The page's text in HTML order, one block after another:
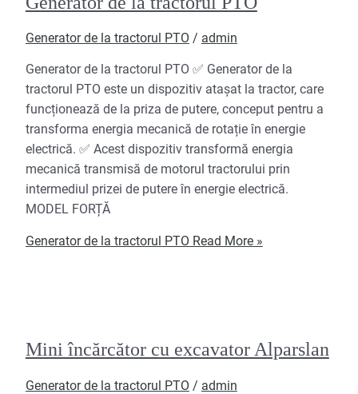
Generator de la tractorul PTO / admin
Generator de la tractorul PTO ✅ Generator de la
tractorul PTO este un dispozitiv atașat la tractor, care
funcționează de la priza de putere, conceput pentru a
transforma energia mecanică de rotație în energie
electrică. ✅ Acest dispozitiv transformă energia
mecanică transmisă de motorul tractorului prin
intermediul prizei de putere în energie electrică.
MODEL FORȚĂ
Generator de la tractorul PTO Read More »
Mini încărcător cu excavator Alparslan
Generator de la tractorul PTO / admin